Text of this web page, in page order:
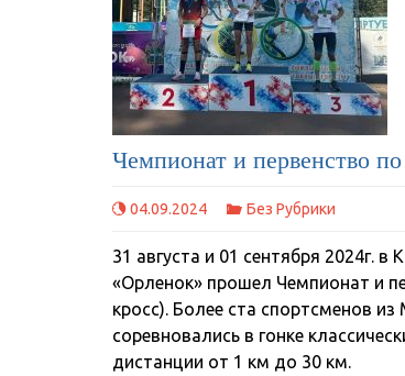
Чемпионат и первенство
04.09.2024 Без Рубрики
31 августа и 01 сентября 2024г.
«Орленок» прошел Чемпионат и
кросс). Более ста спортсменов
соревновались в гонке
дистанции от 1 км до 30 км.